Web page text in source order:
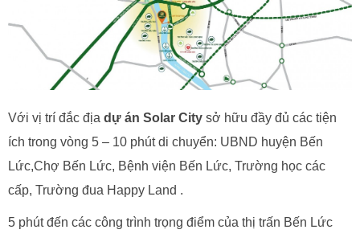
Với vị trí đắc địa dự án Solar City sở hữu đầy đủ các tiện
ích trong vòng 5 – 10 phút di chuyển: UBND huyện Bến
Lức,Chợ Bến Lức, Bệnh viện Bến Lức, Trường học các
cấp, Trường đua Happy Land .
5 phút đến các công trình trọng điểm của thị trấn Bến Lức